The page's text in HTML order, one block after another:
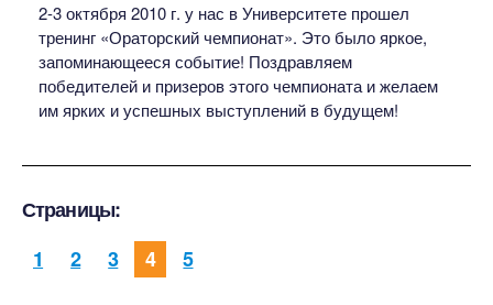
2-3 октября 2010 г. у нас в Университете прошел
тренинг «Ораторский чемпионат». Это было яркое,
запоминающееся событие! Поздравляем
победителей и призеров этого чемпионата и желаем
им ярких и успешных выступлений в будущем!
Страницы:
1
2 3 4 5